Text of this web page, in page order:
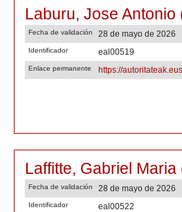
Laburu, Jose Antonio
Fecha de validación 28 de mayo de 2026
Identificador eal00519
Enlace permanente https://
Laffitte, Gabriel
Fecha de validación 28 de mayo de 2026
Identificador eal00522